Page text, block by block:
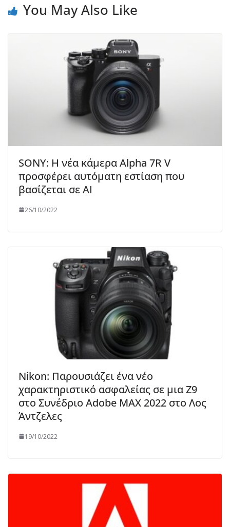
You May Also Like
SONY: Η νέα κάμερα Alpha 7R V
προσφέρει αυτόματη εστίαση που
βασίζεται σε AI
26/10/2022
Nikon: Παρουσιάζει ένα νέο
χαρακτηριστικό ασφαλείας σε μια Z9
στο Συνέδριο Adobe MAX 2022 στο Λος
Άντζελες
19/10/2022